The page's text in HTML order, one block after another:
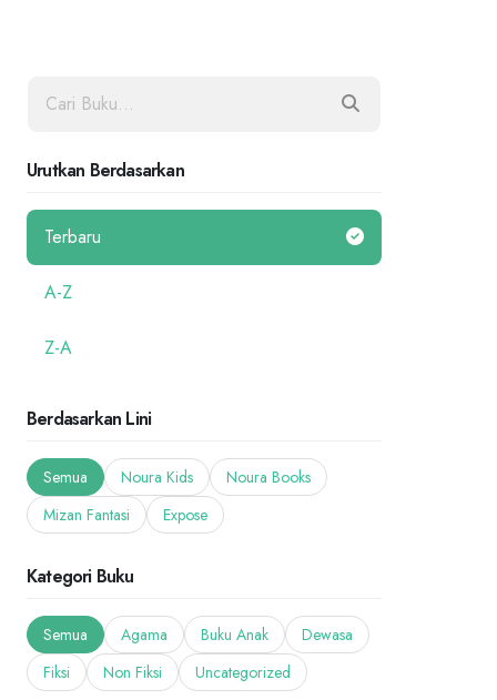
Urutkan Berdasarkan
Terbaru
A-Z
Z-A
Berdasarkan Lini
Semua Noura Kids
Noura Books
Mizan Fantasi
Expose
Kategori Buku
Semua Agama Buku Anak
Dewasa
Fiksi
Non Fiksi Uncategorized